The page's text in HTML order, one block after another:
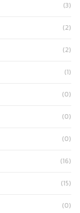
(3)
(2)
(2)
(1)
(0)
(0)
(0)
(16)
(15)
(0)